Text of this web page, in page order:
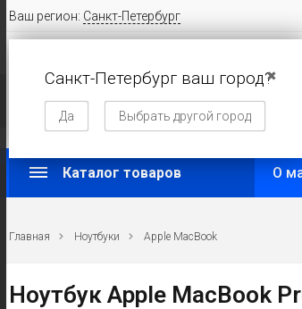
Ваш регион: Санкт-Петербург
✖
Санкт-Петербург ваш город?
Да Выбрать другой город
8
Каталог товаров О
Главная Ноутбуки Apple MacBook
Ноутбук Apple MacBook